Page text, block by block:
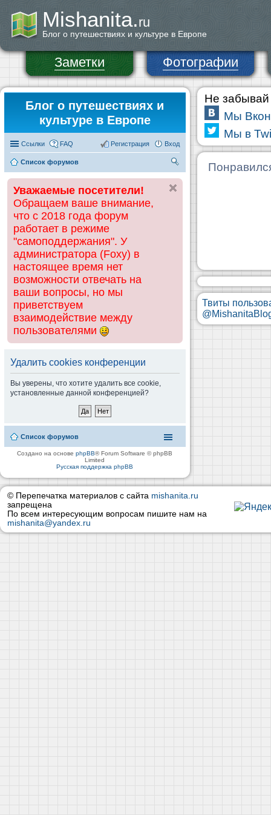
Mishanita.ru
Блог о путешествиях и культуре в Европе
Заметки Фотографии
Блог о путешествиях и
культуре в Европе
Ссылки FAQ Вход
Регистрация
Список форумов
ск
Уважаемые посетители!
Обращаем ваше внимание,
что с 2018 года форум
работает в режиме
"самоподдержания". У
администратора (Foxy) в
настоящее время нет
возможности отвечать на
ваши вопросы, но мы
приветствуем
взаимодействие между
пользователями
Удалить cookies конференции
Вы уверены, что хотите удалить все cookie,
установленные данной конференцией?
Список форумов
Создано на основеphpBB® Forum Software © phpBB
Limited
Русская поддержка phpBB
Не забывай
Мы
Мы в
Твиты
© Перепечатка материалов с сайта mishanita.ru
запрещена
По всем интересующим вопросам пишите нам на
mishanita@yandex.ru